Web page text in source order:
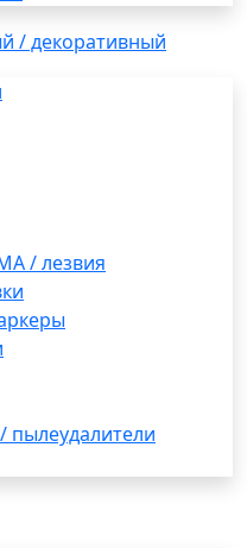
/ декоративный
/ лезвия